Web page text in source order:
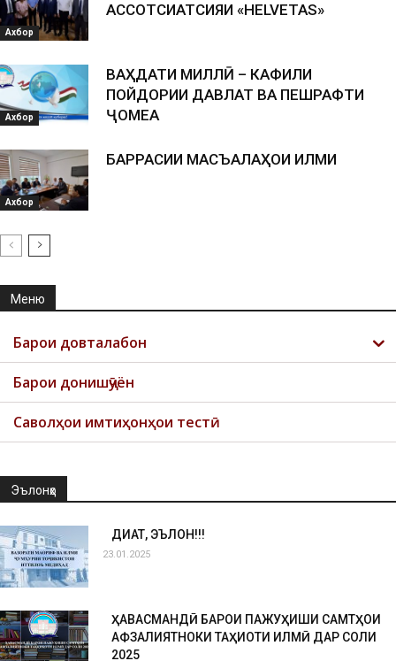
Ахбор
АССОТСИАТСИЯИ «HELVETAS»
Ахбор
ВАҲДАТИ МИЛЛӢ – КАФИЛИ
ПОЙДОРИИ ДАВЛАТ ВА ПЕШРАФТИ
ҶОМЕА
Ахбор
БАРРАСИИ МАСЪАЛАҲОИ ИЛМИ
Меню
Барои довталабон
Барои донишҷӯён
Саволҳои имтиҳонҳои тестӣ
Эълонҳо
ДИҚҚАТ, ЭЪЛОН!!!
23.01.2025
ҲАВАСМАНДӢ БАРОИ ПАЖУҲИШИ САМТҲОИ
АФЗАЛИЯТНОКИ ТАҲҚИҚОТИ ИЛМӢ ДАР СОЛИ
2025